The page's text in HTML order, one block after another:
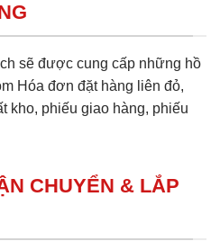
sẽ được cung cấp những hồ
Hóa đơn đặt hàng liên đỏ,
kho, phiếu giao hàng, phiếu
CHUYỂN & LẮP